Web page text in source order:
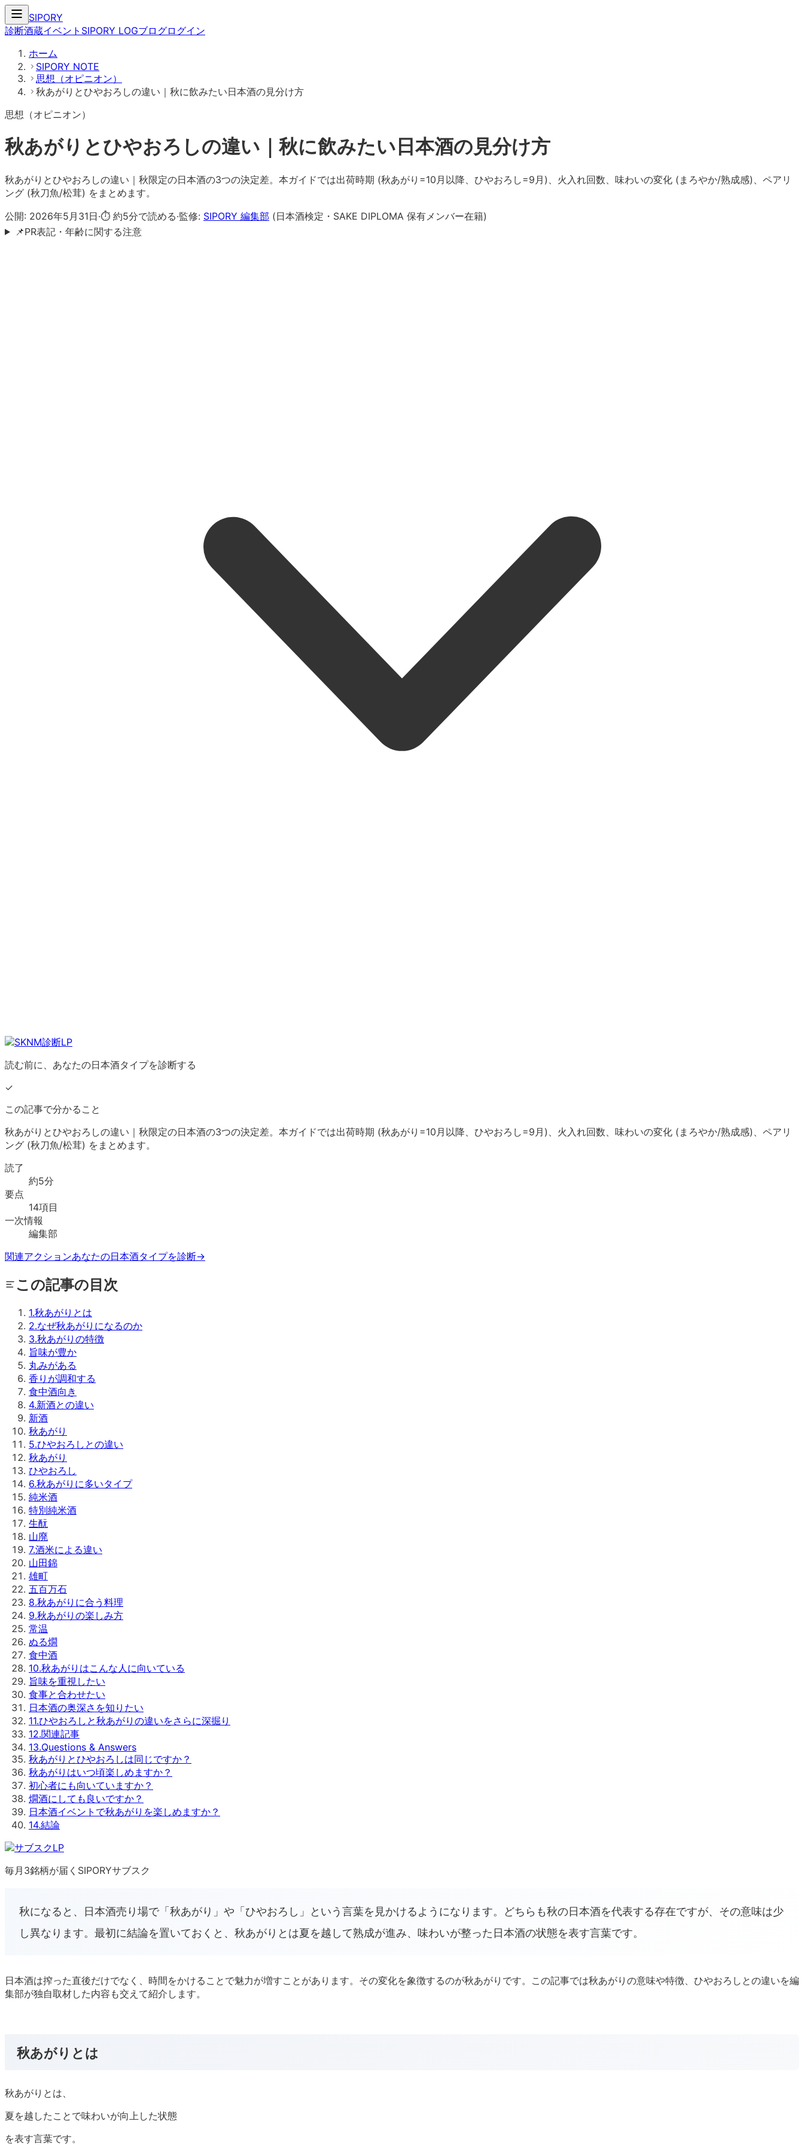
SIPORY
診断酒蔵イベント SIPORY LOGブログログイン
ホーム
SIPORY NOTE
思想（オピニオン）
秋あがりとひやおろしの違い｜秋に飲みたい日本酒の見分け方
思想（オピニオン）
秋あがりとひやおろしの違い｜秋に飲みたい日本酒の見分け方
秋あがりとひやおろしの違い｜秋限定の日本酒の3つの決定差。本ガイドでは出荷時期 (秋あがり=10月以降、ひやおろし=9月)、火入れ回数、味わいの変化 (まろやか/熟成感)、ペアリ
ング (秋刀魚/松茸) をまとめます。
公開: 2026年5月31日·⏱ 約5分で読める·監修: SIPORY 編集部 (日本酒検定・SAKE DIPLOMA 保有メンバー在籍)
📌PR表記・年齢に関する注意
読む前に、あなたの日本酒タイプを診断する
✓
この記事で分かること
秋あがりとひやおろしの違い｜秋限定の日本酒の3つの決定差。本ガイドでは出荷時期 (秋あがり=10月以降、ひやおろし=9月)、火入れ回数、味わいの変化 (まろやか/熟成感)、ペアリ
ング (秋刀魚/松茸) をまとめます。
読了
約5分
要点
14項目
一次情報
編集部
関連アクションあなたの日本酒タイプを診断→
この記事の目次
1.秋あがりとは
2.なぜ秋あがりになるのか
3.秋あがりの特徴
旨味が豊か
丸みがある
香りが調和する
食中酒向き
4.新酒との違い
新酒
秋あがり
5.ひやおろしとの違い
秋あがり
ひやおろし
6.秋あがりに多いタイプ
純米酒
特別純米酒
生酛
山廃
7.酒米による違い
山田錦
雄町
五百万石
8.秋あがりに合う料理
9.秋あがりの楽しみ方
常温
ぬる燗
食中酒
10.秋あがりはこんな人に向いている
旨味を重視したい
食事と合わせたい
日本酒の奥深さを知りたい
11.ひやおろしと秋あがりの違いをさらに深掘り
12.関連記事
13.Questions & Answers
秋あがりとひやおろしは同じですか？
秋あがりはいつ頃楽しめますか？
初心者にも向いていますか？
燗酒にしても良いですか？
日本酒イベントで秋あがりを楽しめますか？
14.結論
毎月3銘柄が届くSIPORYサブスク
秋になると、日本酒売り場で「秋あがり」や「ひやおろし」という言葉を見かけるようになります。どちらも秋の日本酒を代表する存在ですが、その意味は少
し異なります。最初に結論を置いておくと、秋あがりとは夏を越して熟成が進み、味わいが整った日本酒の状態を表す言葉です。
日本酒は搾った直後だけでなく、時間をかけることで魅力が増すことがあります。その変化を象徴するのが秋あがりです。この記事では秋あがりの意味や特徴、ひやおろしとの違いを編
集部が独自取材した内容も交えて紹介します。
秋あがりとは
秋あがりとは、
夏を越したことで味わいが向上した状態
を表す言葉です。